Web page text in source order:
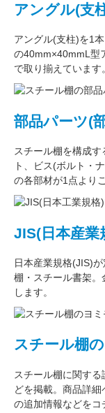
アングル(支
アングル(支柱)を1
の40mm×40mmL型
で取り揃えています。
部品パーツ(
スチール棚を構成す
ト
ビス(ボルト・
の各部材が1点より
JIS(日本産業
日本産業規格(JIS)
棚・スチール書架。
します。
スチール棚
スチール棚に関す
どを掲載。商品詳
の追加情報などをコ